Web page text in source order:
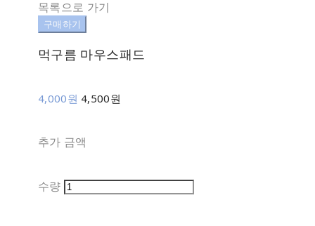
목록으로 가기
구매하기
먹구름 마우스패드
4,000원 4,500원
추가 금액
수량